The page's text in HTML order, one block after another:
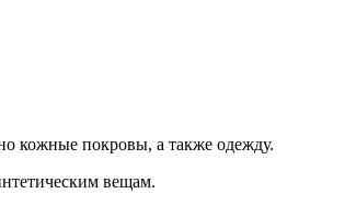
кожные покровы, а также одежду.
вещам.